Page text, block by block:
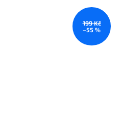
199 Kč
–55 %